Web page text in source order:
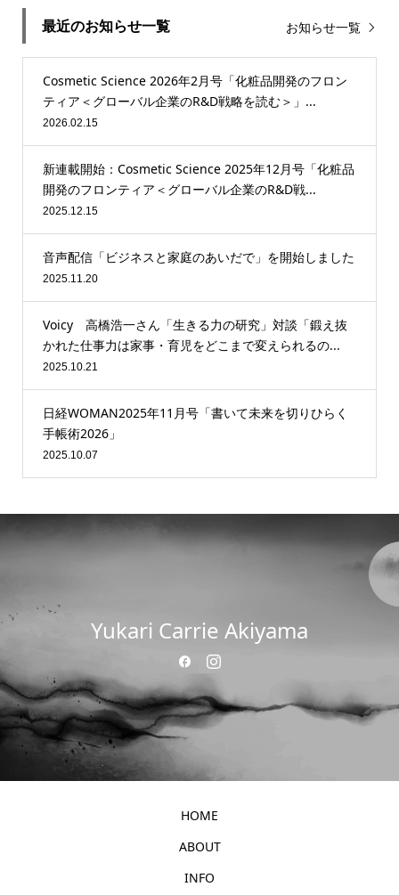
最近のお知らせ一覧 お知らせ一覧
Cosmetic Science 2026年2月号「化粧品開発のフロン
ティア＜グローバル企業のR&D戦略を読む＞」...
2026.02.15
新連載開始：Cosmetic Science 2025年12月号「化粧品
開発のフロンティア＜グローバル企業のR&D戦...
2025.12.15
音声配信「ビジネスと家庭のあいだで」を開始しました
2025.11.20
Voicy 高橋浩一さん「生きる力の研究」対談「鍛え抜
かれた仕事力は家事・育児をどこまで変えられるの...
2025.10.21
日経WOMAN2025年11月号「書いて未来を切りひらく
手帳術2026」
2025.10.07
Yukari Carrie Akiyama
HOME
ABOUT
INFO